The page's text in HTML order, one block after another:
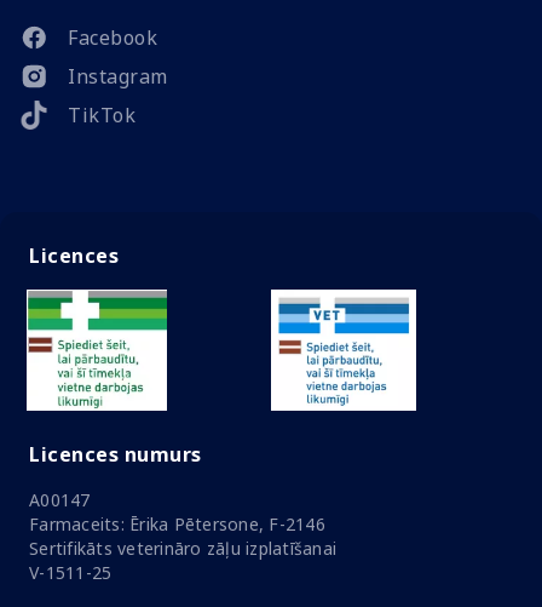
Facebook
Instagram
TikTok
Licences
Licences numurs
A00147
Farmaceits: Ērika Pētersone, F-2146
Sertifikāts veterināro zāļu izplatīšanai
V-1511-25